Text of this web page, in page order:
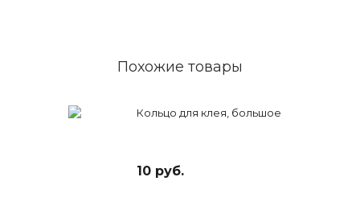
Похожие товары
Кольцо для клея, большое
10 руб.